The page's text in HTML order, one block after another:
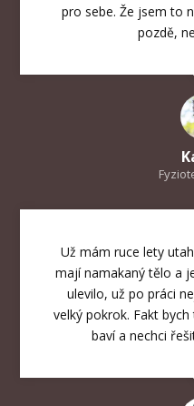
pro sebe. Že jsem to
pozdě,
Už mám ruce lety
mají namakaný tělo a
ulevilo, už po práci
velký pokrok. Fakt
baví a nechci